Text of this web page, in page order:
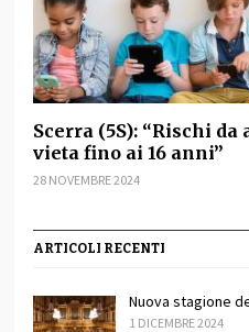
Scerra (5S): “Rischi
vieta fino ai 16 anni”
28 NOVEMBRE 2024
ARTICOLI RECENTI
Nuova stagione
1 DICEMBRE 2024